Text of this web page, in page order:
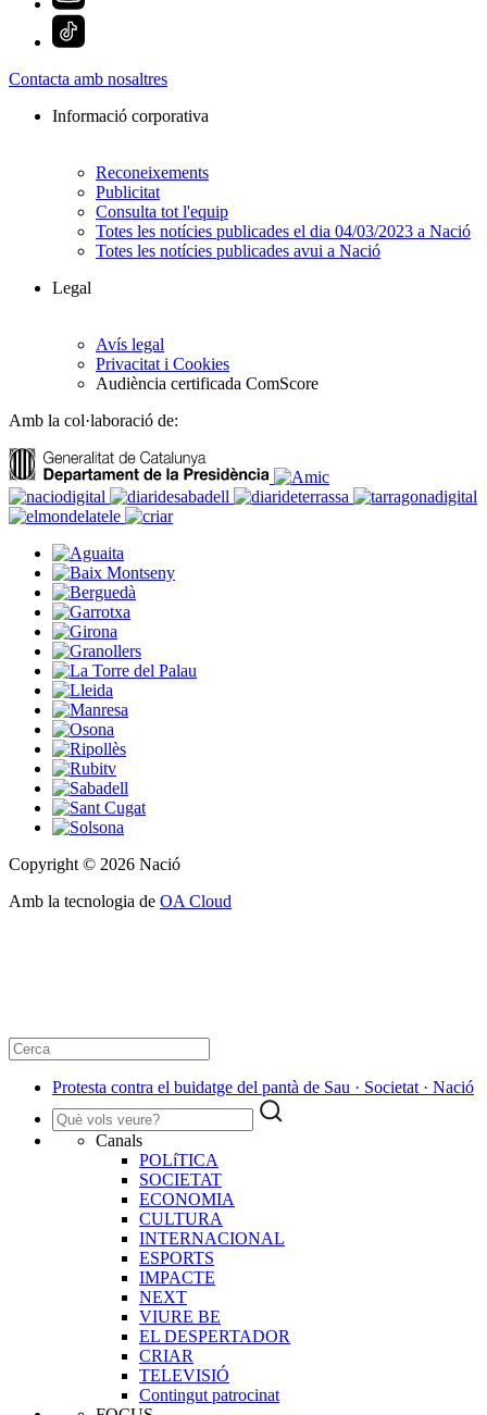
Contacta amb nosaltres
Informació corporativa
Reconeixements
Publicitat
Consulta tot l'equip
Totes les notícies publicades el dia 04/03/2023 a Nació
Totes les notícies publicades avui a Nació
Legal
Avís legal
Privacitat i Cookies
Audiència certificada ComScore
Amb la col·laboració de:
Copyright © 2026 Nació
Amb la tecnologia de OA Cloud
Protesta contra el buidatge del pantà de Sau · Societat · Nació
Canals
POLíTICA
SOCIETAT
ECONOMIA
CULTURA
INTERNACIONAL
ESPORTS
IMPACTE
NEXT
VIURE BE
EL DESPERTADOR
CRIAR
TELEVISIÓ
Contingut patrocinat